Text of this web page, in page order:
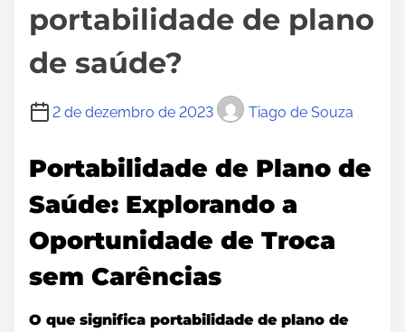
portabilidade de plano
de saúde?
2 de dezembro de 2023 Tiago de Souza
Portabilidade de Plano de
Saúde: Explorando a
Oportunidade de Troca
sem Carências
O que significa portabilidade de plano de